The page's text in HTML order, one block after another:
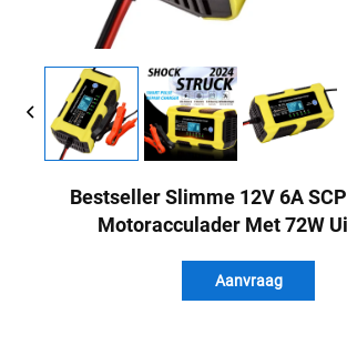
Bestseller Slimme 12V 6A
Motoracculader Met 72W
Aanvraag